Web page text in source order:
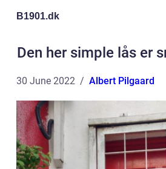
B1901.dk
Den her simple lås er
30 June 2022 Albert Pilgaard